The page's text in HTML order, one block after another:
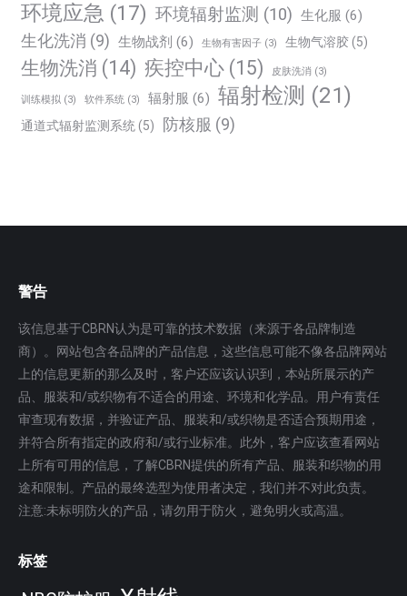
环境应急 (17) 环境辐射监测 (10) 生化服 (6)
生化洗消 (9) 生物战剂 (6) 生物有害因子 (3) 生物气溶胶(5)
生物洗消 (14) 疾控中心 (15) 皮肤洗消 (3)
训练模拟 (3) 软件系统 (3) 辐射服 (6) 辐射检测 (21)
通道式辐射监测系统 (5) 防核服 (9)
警告
该信息基于CBRN认为是可靠的技术数据（来源于各品牌制造
商）。网站包含各品牌的产品信息，这些信息可能不像各品牌网站
上的信息更新的那么及时，客户还应该认识到，本站所展示的产
品、服装和/或织物有不适合的用途、环境和化学品。用户有责任
审查现有数据，并验证产品、服装和/或织物是否适合预期用途，
并符合所有指定的政府和/或行业标准。此外，客户应该查看网站
上所有可用的信息，了解CBRN提供的所有产品、服装和织物的用
途和限制。产品的最终选型为使用者决定，我们并不对此负责。
注意:未标明防火的产品，请勿用于防火，避免明火或高温。
标签